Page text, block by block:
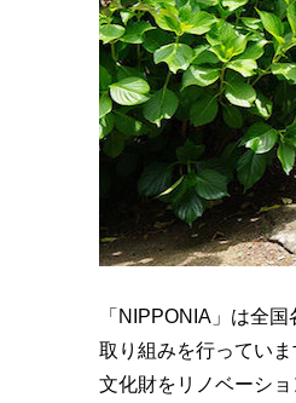
「 NIPPONIA 」は全
取り組みを行ってい
文化財をリノベーシ